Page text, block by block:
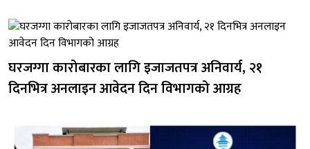
घरजग्गा कारोबारका लागि इजाजतपत्र अनिवार्य, २१
दिनभित्र अनलाइन आवेदन दिन विभागको आग्रह